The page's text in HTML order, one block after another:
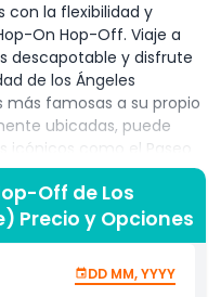
con la flexibilidad y
On Hop-Off. Viaje a
descapotable y disfrute
de los Ángeles
famosas a su propio
ubicadas, puede
como el Paseo
Chino TCL, Beverly Hills,
Sunset Strip.
donde las playas
comerciales animadas, o
explorar sus
El comentario de
Off de Los
Precio y Opciones
DD MM, YYYY